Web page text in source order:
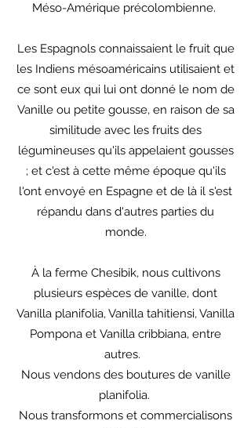
Méso-Amérique précolombienne.
Les Espagnols connaissaient le fruit que
les Indiens mésoaméricains utilisaient et
ce sont eux qui lui ont donné le nom de
Vanille ou petite gousse, en raison de sa
similitude avec les fruits des
légumineuses qu'ils appelaient gousses
; et c'est à cette même époque qu'ils
l'ont envoyé en Espagne et de là il s'est
répandu dans d'autres parties du
monde.
À la ferme Chesibik, nous cultivons
plusieurs espèces de vanille, dont
Vanilla planifolia, Vanilla tahitiensi, Vanilla
Pompona et Vanilla cribbiana, entre
autres.
Nous vendons des boutures de vanille
planifolia.
Nous transformons et commercialisons